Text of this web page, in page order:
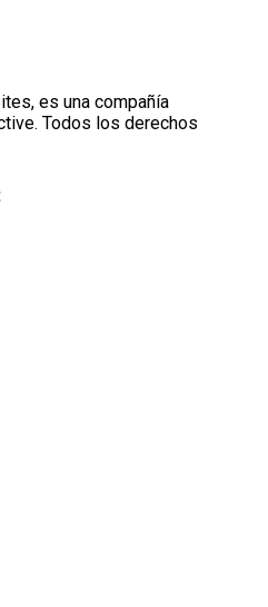
es una compañía
Todos los derechos